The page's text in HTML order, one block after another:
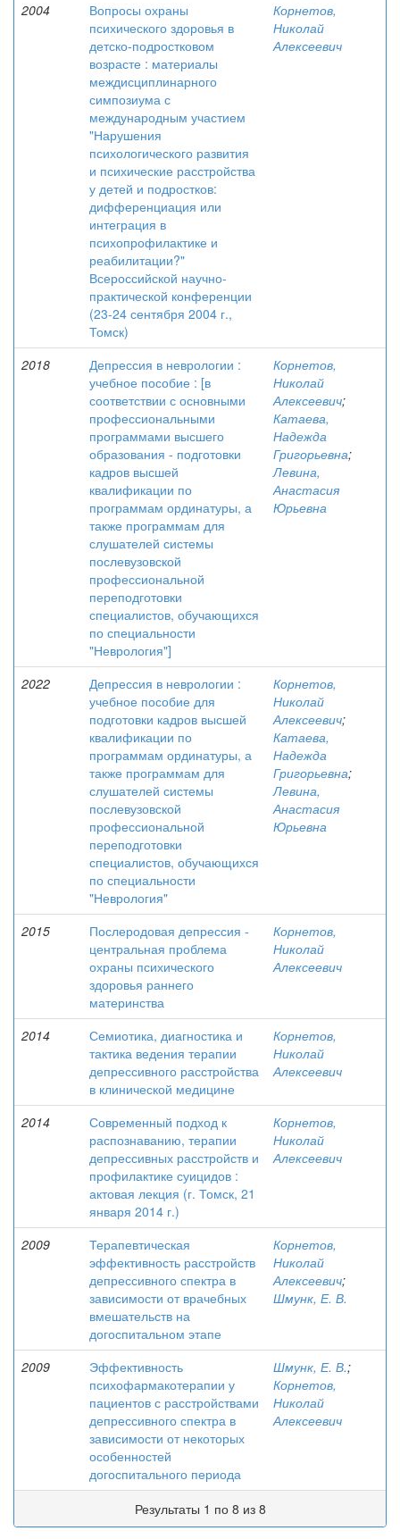
2004
Вопросы охраны
психического здоровья в
детско-подростковом
возрасте : материалы
междисциплинарного
симпозиума с
международным участием
"Нарушения
психологического развития
и психические расстройства
у детей и подростков:
дифференциация или
интеграция в
психопрофилактике и
реабилитации?"
Всероссийской научно-
практической конференции
(23-24 сентября 2004 г.,
Томск)
Корнетов,
Николай
Алексеевич
2018
Депрессия в неврологии :
учебное пособие : [в
соответствии с основными
профессиональными
программами высшего
образования - подготовки
кадров высшей
квалификации по
программам ординатуры, а
также программам для
слушателей системы
послевузовской
профессиональной
переподготовки
специалистов, обучающихся
по специальности
"Неврология"]
Корнетов,
Николай
Алексеевич;
Катаева,
Надежда
Григорьевна;
Левина,
Анастасия
Юрьевна
2022
Депрессия в неврологии :
учебное пособие для
подготовки кадров высшей
квалификации по
программам ординатуры, а
также программам для
слушателей системы
послевузовской
профессиональной
переподготовки
специалистов, обучающихся
по специальности
"Неврология"
Корнетов,
Николай
Алексеевич;
Катаева,
Надежда
Григорьевна;
Левина,
Анастасия
Юрьевна
2015
Послеродовая депрессия -
центральная проблема
охраны психического
здоровья раннего
материнства
Корнетов,
Николай
Алексеевич
2014
Семиотика, диагностика и
тактика ведения терапии
депрессивного расстройства
в клинической медицине
Корнетов,
Николай
Алексеевич
2014
Современный подход к
распознаванию, терапии
депрессивных расстройств и
профилактике суицидов :
актовая лекция (г. Томск, 21
января 2014 г.)
Корнетов,
Николай
Алексеевич
2009
Терапевтическая
эффективность расстройств
депрессивного спектра в
зависимости от врачебных
вмешательств на
догоспитальном этапе
Корнетов,
Николай
Алексеевич;
Шмунк, Е. В.
2009
Эффективность
психофармакотерапии у
пациентов с расстройствами
депрессивного спектра в
зависимости от некоторых
особенностей
догоспитального периода
Шмунк, Е. В.;
Корнетов,
Николай
Алексеевич
Результаты 1 по 8 из 8